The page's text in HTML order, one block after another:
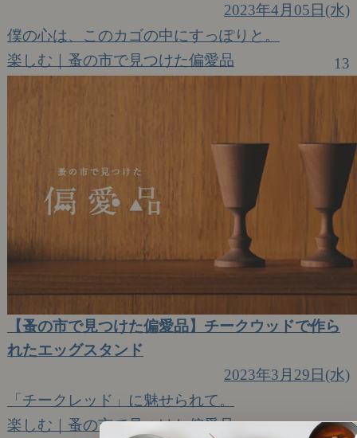
2023年4月05日(水)
僕の心は、このカゴの中にすっぽりと。
楽しむ｜蚤の市で見つけた偏愛品
13
【蚤の市で見つけた偏愛品】チークウッドで作ら
れたエッグスタンド
2023年3月29日(水)
「チークレッド」に魅せられて。
楽しむ｜蚤の市で見つけた偏愛品
8